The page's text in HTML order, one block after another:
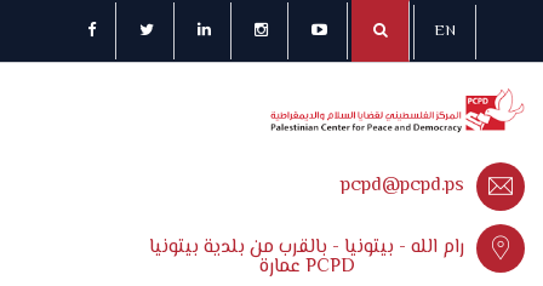
EN
pcpd@pcpd.ps
رام الله - بيتونيا - بالقرب من بلدية بيتونيا
عمارة PCPD